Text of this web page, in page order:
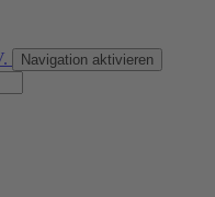
Navigation aktivieren